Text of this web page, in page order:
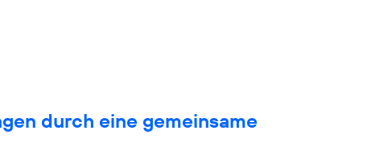
durch eine gemeinsame